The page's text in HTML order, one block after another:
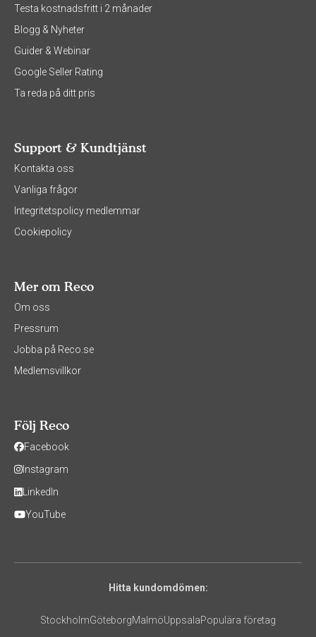
Testa kostnadsfritt i 2 månader
Blogg & Nyheter
Guider & Webinar
Google Seller Rating
Ta reda på ditt pris
Support & Kundtjänst
Kontakta oss
Vanliga frågor
Integritetspolicy medlemmar
Cookiepolicy
Mer om Reco
Om oss
Pressrum
Jobba på Reco.se
Medlemsvillkor
Följ Reco
Facebook
Instagram
LinkedIn
YouTube
Hitta kundomdömen:
StockholmGöteborgMalmöUppsalaPopulära företag